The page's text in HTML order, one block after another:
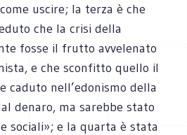
uscire; la terza è che
che la crisi della
fosse il frutto avvelenato
e che sconfitto quello il
caduto nell’edonismo della
denaro, ma sarebbe stato
sociali»; e la quarta è stata